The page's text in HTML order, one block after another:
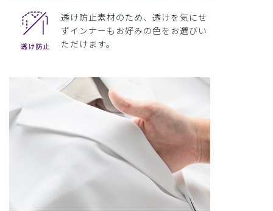
透け防止素材のため、透けを気にせ
ずインナーもお好みの色をお選びい
ただけます。